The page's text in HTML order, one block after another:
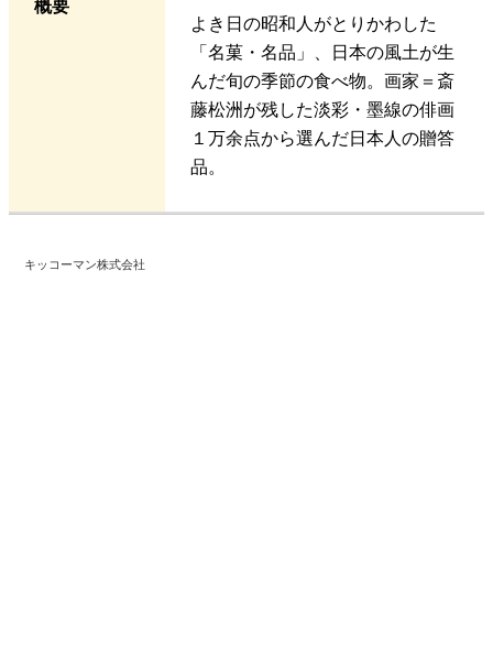
概要
よき日の昭和人がとりかわした
「名菓・名品」、日本の風土が生
んだ旬の季節の食べ物。画家＝斎
藤松洲が残した淡彩・墨線の俳画
１万余点から選んだ日本人の贈答
品。
キッコーマン株式会社